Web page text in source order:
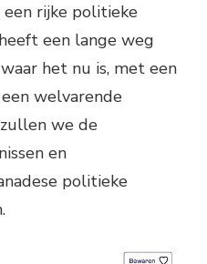
een rijke politieke
een lange weg
het nu is, met een
welvarende
we de
en
politieke